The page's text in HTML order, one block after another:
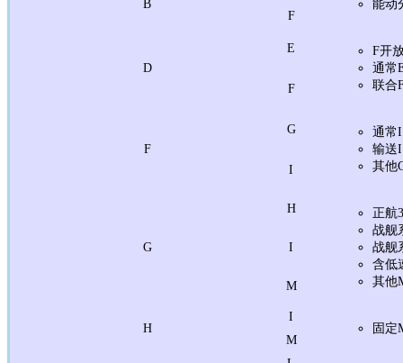
B
能动
F
D
E
F开
通常
联合
F
F
G
通常I
输送I
其他
I
G
H
正航
战舰
战舰
含低
其他
I
M
H
I
固定
M